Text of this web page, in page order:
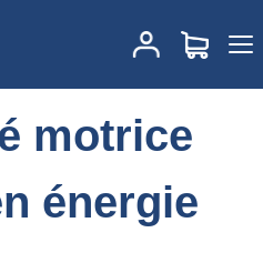
motrice coûteuse en énergie
motrice
énergie